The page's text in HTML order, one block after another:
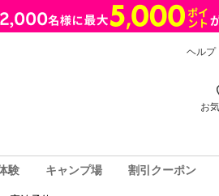
ヘルプ
お
験 キャンプ場 割引クーポン